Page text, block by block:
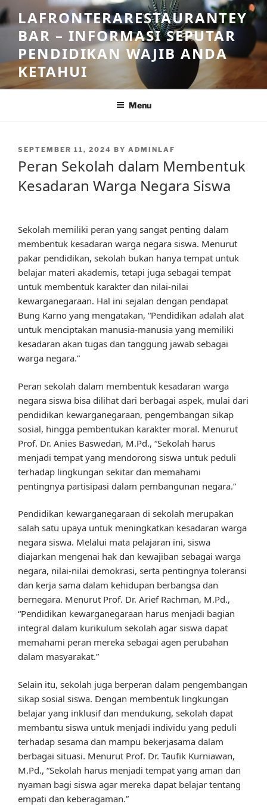
Skip
to
content
LAFRONTERARESTAURANTEY
BAR – INFORMASI SEPUTAR
PENDIDIKAN WAJIB ANDA
KETAHUI
Menu
POSTED
SEPTEMBER 11, 2024 BY ADMINLAF
Peran Sekolah dalam Membentuk
Kesadaran Warga Negara Siswa
Sekolah memiliki peran yang sangat penting dalam
membentuk kesadaran warga negara siswa. Menurut
pakar pendidikan, sekolah bukan hanya tempat untuk
belajar materi akademis, tetapi juga sebagai tempat
untuk membentuk karakter dan nilai-nilai
kewarganegaraan. Hal ini sejalan dengan pendapat
Bung Karno yang mengatakan, “Pendidikan adalah alat
untuk menciptakan manusia-manusia yang memiliki
kesadaran akan tugas dan tanggung jawab sebagai
warga negara.”
Peran sekolah dalam membentuk kesadaran warga
negara siswa bisa dilihat dari berbagai aspek, mulai dari
pendidikan kewarganegaraan, pengembangan sikap
sosial, hingga pembentukan karakter moral. Menurut
Prof. Dr. Anies Baswedan, M.Pd., “Sekolah harus
menjadi tempat yang mendorong siswa untuk peduli
terhadap lingkungan sekitar dan memahami
pentingnya partisipasi dalam pembangunan negara.”
Pendidikan kewarganegaraan di sekolah merupakan
salah satu upaya untuk meningkatkan kesadaran warga
negara siswa. Melalui mata pelajaran ini, siswa
diajarkan mengenai hak dan kewajiban sebagai warga
negara, nilai-nilai demokrasi, serta pentingnya toleransi
dan kerja sama dalam kehidupan berbangsa dan
bernegara. Menurut Prof. Dr. Arief Rachman, M.Pd.,
“Pendidikan kewarganegaraan harus menjadi bagian
integral dalam kurikulum sekolah agar siswa dapat
memahami peran mereka sebagai agen perubahan
dalam masyarakat.”
Selain itu, sekolah juga berperan dalam pengembangan
sikap sosial siswa. Dengan membentuk lingkungan
belajar yang inklusif dan mendukung, sekolah dapat
membantu siswa untuk menjadi individu yang peduli
terhadap sesama dan mampu bekerjasama dalam
berbagai situasi. Menurut Prof. Dr. Taufik Kurniawan,
M.Pd., “Sekolah harus menjadi tempat yang aman dan
nyaman bagi siswa agar mereka dapat belajar tentang
empati dan keberagaman.”